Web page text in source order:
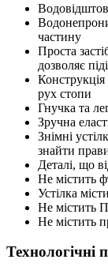
частину
Проста
дозволяє
рух стопи
Гнучка та
Зручна
Знімні
знайти
Деталі, що
Не містить
Устілка
Не містить
Не містить
Технологічні